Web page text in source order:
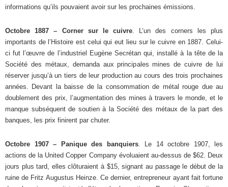
informations qu’ils pouvaient avoir sur les prochaines émissions.
Octobre 1887 – Corner sur le cuivre . L’un des corners les plus
importants de l’Histoire est celui qui eut lieu sur le cuivre en 1887. Celui-
ci fut l’œuvre de l’industriel Eugène Secrétan qui, installé à la tête de la
Société des métaux, demanda aux principales mines de cuivre de lui
réserver jusqu’à un tiers de leur production au cours des trois prochaines
années. Devant la baisse de la consommation de métal rouge due au
doublement des prix, l’augmentation des mines à travers le monde, et le
manque subséquent de soutien à la Société des métaux de la part des
banques, les prix finirent par chuter.
Octobre 1907 – Panique des banquiers. Le 14 octobre 1907, les
actions de la United Copper Company évoluaient au-dessus de $62. Deux
jours plus tard, elles clôturaient à $15, signant au passage le début de la
ruine de Fritz Augustus Heinze. Ce dernier, entrepreneur ayant fait fortune